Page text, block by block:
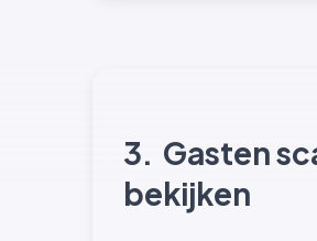
3. Gasten
bekijken